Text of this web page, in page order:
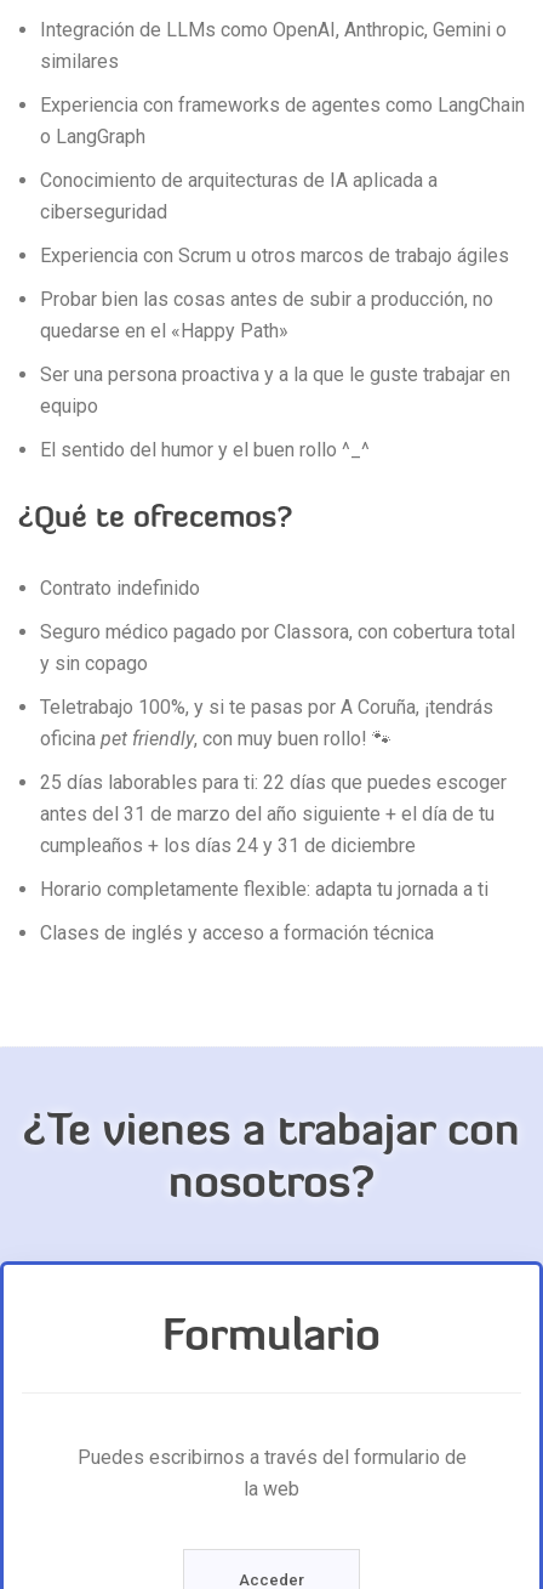
Integración de LLMs como OpenAI, Anthropic, Gemini o
similares
Experiencia con frameworks de agentes como LangChain
o LangGraph
Conocimiento de arquitecturas de IA aplicada a
ciberseguridad
Experiencia con Scrum u otros marcos de trabajo ágiles
Probar bien las cosas antes de subir a producción, no
quedarse en el «Happy Path»
Ser una persona proactiva y a la que le guste trabajar en
equipo
El sentido del humor y el buen rollo ^_^
¿Qué te ofrecemos?
Contrato indefinido
Seguro médico pagado por Classora, con cobertura total
y sin copago
Teletrabajo 100%, y si te pasas por A Coruña, ¡tendrás
oficina pet friendly, con muy buen rollo! 🐾
25 días laborables para ti: 22 días que puedes escoger
antes del 31 de marzo del año siguiente + el día de tu
cumpleaños + los días 24 y 31 de diciembre
Horario completamente flexible: adapta tu jornada a ti
Clases de inglés y acceso a formación técnica
¿Te vienes a trabajar con
nosotros?
Formulario
Puedes escribirnos a través del formulario de
la web
Acceder